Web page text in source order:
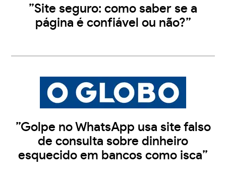
”Site seguro: como saber se a
página é confiável ou não?”
”Golpe no WhatsApp usa site falso
de consulta sobre dinheiro
esquecido em bancos como isca”